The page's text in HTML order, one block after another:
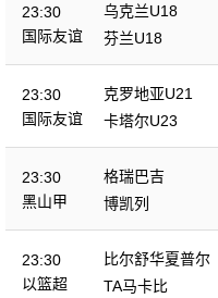
23:30
国际友谊
乌克兰U18
芬兰U18
23:30
国际友谊
克罗地亚U21
卡塔尔U23
23:30
黑山甲
格瑞巴吉
博凯列
23:30
以篮超
比尔舒华夏普尔
TA马卡比